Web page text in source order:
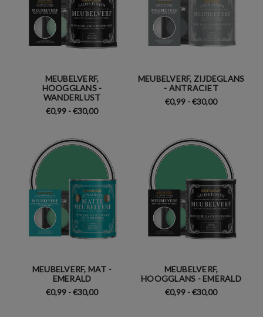
MEUBELVERF,
HOOGGLANS -
WANDERLUST
€0,99 - €30,00
MEUBELVERF, ZIJDEGLANS
- ANTRACIET
€0,99 - €30,00
MEUBELVERF, MAT -
EMERALD
€0,99 - €30,00
MEUBELVERF,
HOOGGLANS - EMERALD
€0,99 - €30,00